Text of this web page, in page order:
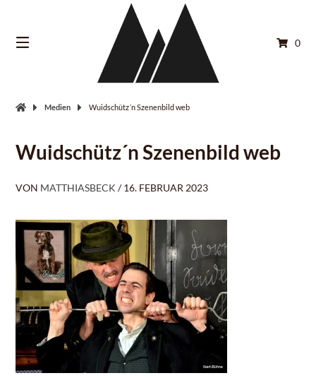
Inhalt
0
Medien Wuidschütz´n Szenenbild web
Wuidschütz´n Szenenbild web
VON MATTHIASBECK / 16. FEBRUAR 2023